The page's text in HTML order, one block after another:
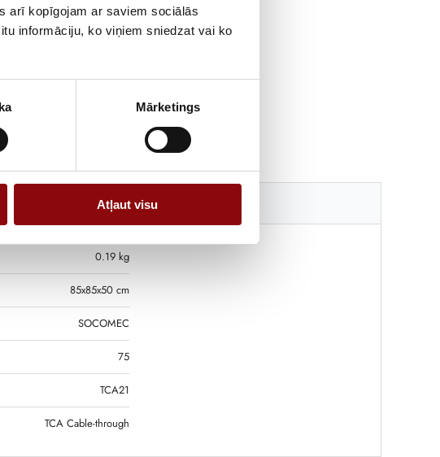
arī kopīgojam ar saviem sociālās
informāciju, ko viņiem sniedzat vai ko
Mārketings
Atļaut visu
Katalogi
0.19 kg
85x85x50 cm
SOCOMEC
75
TCA21
TCA Cable-through